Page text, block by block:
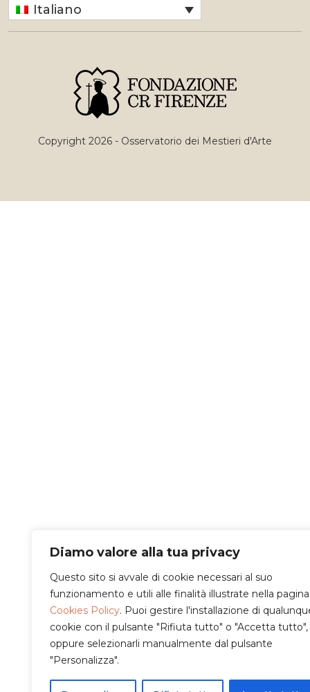
Diamo valore alla tua privacy
Questo sito si avvale di cookie necessari al suo
funzionamento e utili alle finalità illustrate nella pagina
Cookies Policy. Puoi gestire l'installazione di
cookie con il pulsante "Rifiuta tutto" o "Accetta tutto",
oppure selezionarli manualmente dal pulsante
"Personalizza".
Italiano
Copyright 2026 - Osservatorio dei Mestieri d'Arte